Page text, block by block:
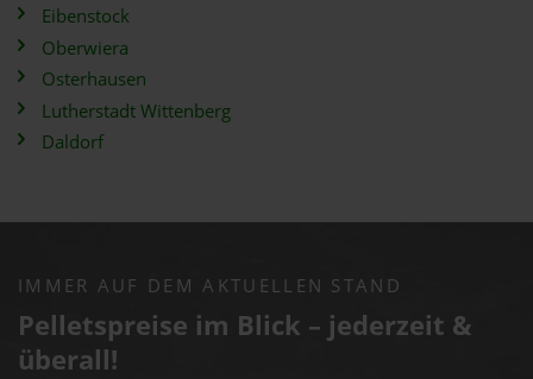
Eibenstock
Oberwiera
Osterhausen
Lutherstadt Wittenberg
Daldorf
IMMER AUF DEM AKTUELLEN STAND
Pelletspreise im Blick – jederzeit &
überall!